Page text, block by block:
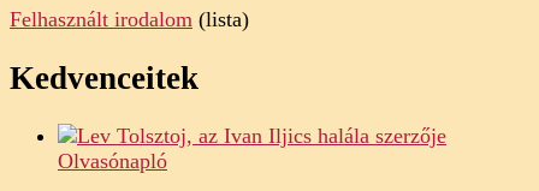
Felhasznált irodalom (lista)
Kedvenceitek
Olvasónapló